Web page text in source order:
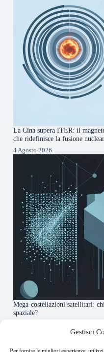
Gestisci
La Cina supera ITER: il
che ridefinisce la fusione
4 Agosto 2026
Mega-costellazioni satellitari:
spaziale?